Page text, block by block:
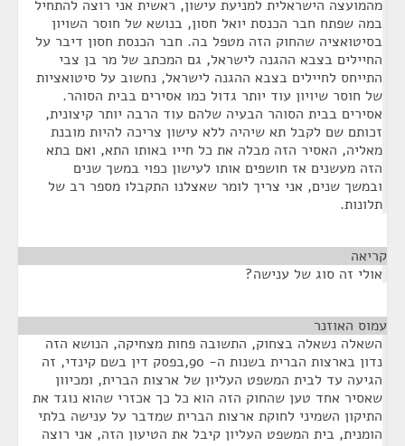
מהמועצה הישראלית למניעת עישון, ראשית אני רוצה להתחיל
במה שפתח חבר הכנסת יואל חסון, בנושא של חוסר השויון
בסיטואציה שהחוק הזה מטפל בה. חבר הכנסת חסון דיבר על
החיילים בצבא ההגנה לישראל, גם המכתב של מר בן צבי
התייחס לחיילים בצבא ההגנה לישראל, נחשוב על סיטואציות
של חוסר שיויון עוד יותר גדול כמו אסירים בבית הסוהר.
אסירים בבית הסוהר הבעיה שלהם עוד הרבה יותר קיצונית,
זכותם שם לקבל תא שיהיה ללא עישון צריכה להיות מובנת
מאליה, האסיר הזה מבלה את כל חייו באותו התא, ואם בתא
הזה מעשנים אז חושפים אותו לעישון כפוי במשך שנים
ובמשך שנים, אני צריך לומר שאצלנו התקבלו מספר רב של
תלונות.
קריאה
אולי זה סוג של ענישה?
עמוס האוזנר
השאלה נשאלה בצחוק, התשובה פחות מצחיקה, הנושא הזה
נדון בארצות הברית בשנות ה- 90,בפסק דין בשם קינדי, זה
הגיעה עד לבית המשפט העליון של ארצות הברית, ומכיוון
שאסיר אחד טען שהחוק הזה הוא כל כך אכזרי שהוא נוגד את
התיקון השמיני לחוקת ארצות הברית שמדבר על ענישה בלתי
הומנית, בית המשפט העליון קיבל את הטיעון הזה, אני רוצה